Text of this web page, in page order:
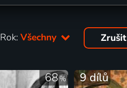
Rok:Všechny Zrušit
68% 9 dílů